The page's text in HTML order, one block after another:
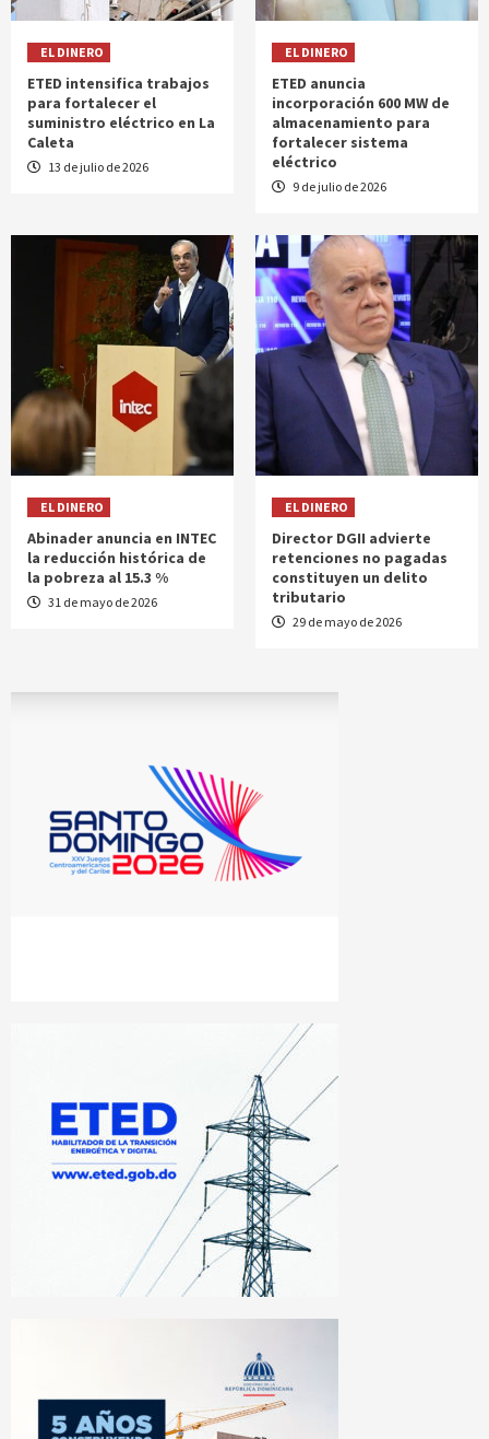
EL DINERO
ETED intensifica trabajos
para fortalecer el
suministro eléctrico en La
Caleta
13 de julio de 2026
EL DINERO
ETED anuncia
incorporación 600 MW de
almacenamiento para
fortalecer sistema
eléctrico
9 de julio de 2026
EL DINERO
Abinader anuncia en INTEC
la reducción histórica de
la pobreza al 15.3 %
31 de mayo de 2026
EL DINERO
Director DGII advierte
retenciones no pagadas
constituyen un delito
tributario
29 de mayo de 2026